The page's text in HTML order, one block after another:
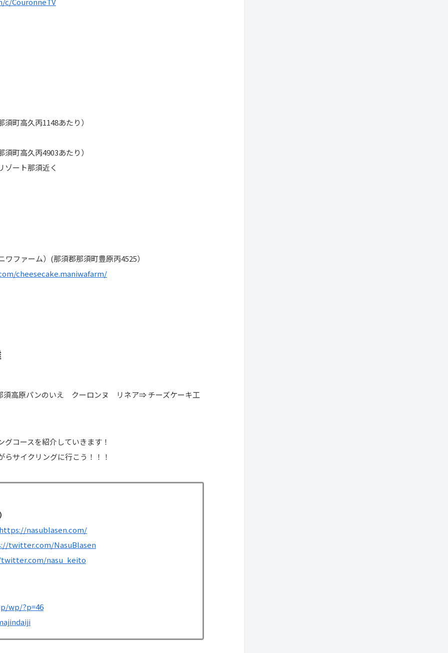
町高久丙1148あたり）
町高久丙4903あたり）
ート那須近く
ファーム）(那須郡那須町豊原丙4525）
cheesecake.maniwafarm/
高原パンのいえ クーロンヌ リネア⇒ チーズケーキ工
コースを紹介していきます！
サイクリングに行こう！！！
nasublasen.com/
twitter.com/NasuBlasen
nasu_keito
wp/?p=46